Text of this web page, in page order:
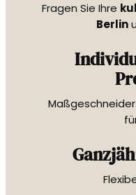
Fragen Sie Ihre
Berlin